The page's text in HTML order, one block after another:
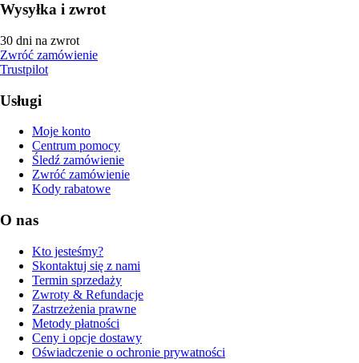
Wysyłka i zwrot
30 dni na zwrot
Zwróć zamówienie
Trustpilot
Usługi
Moje konto
Centrum pomocy
Śledź zamówienie
Zwróć zamówienie
Kody rabatowe
O nas
Kto jesteśmy?
Skontaktuj się z nami
Termin sprzedaży
Zwroty & Refundacje
Zastrzeżenia prawne
Metody płatności
Ceny i opcje dostawy
Oświadczenie o ochronie prywatności